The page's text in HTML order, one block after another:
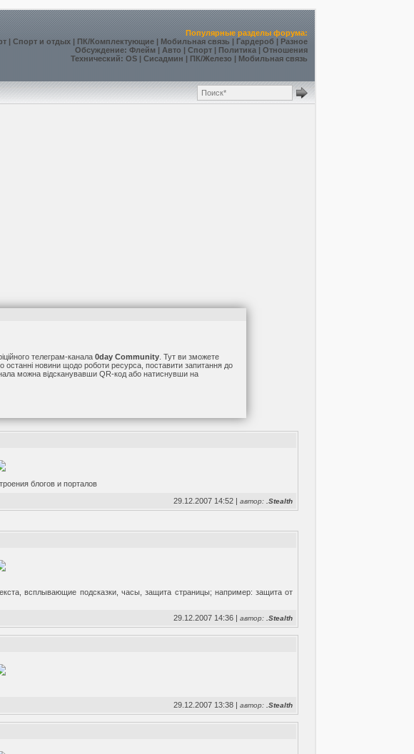
Популярные разделы форума:
|Спорт и отдых |ПК/Комплектующие |Мобильная связь | Гардероб |Разное
Обсуждение:Флейм | Авто |Спорт | Политика |Отношения
Технический:OS |Сисадмин | ПК/Железо | Мобильная связь
телеграм-канала 0day Community. Тут ви зможете
останні новини щодо роботи ресурса, поставити запитання до
можна відсканувавши QR-код або натиснувши на
блогов и порталов
29.12.2007 14:52 |автор: .Stealth
всплывающие подсказки, часы, защита страницы; например: защита от
29.12.2007 14:36 |автор: .Stealth
29.12.2007 13:38 |автор: .Stealth